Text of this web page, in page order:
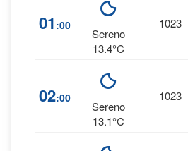
01 :00
Sereno
13.4°C
1023
02:00
Sereno
13.1°C
1023